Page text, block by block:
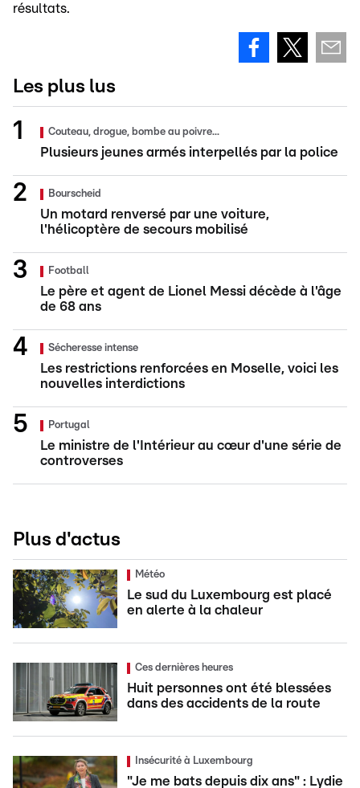
résultats.
Les plus lus
Couteau, drogue, bombe au poivre...
Plusieurs jeunes armés interpellés par la police
Bourscheid
Un motard renversé par une voiture,
l'hélicoptère de secours mobilisé
Football
Le père et agent de Lionel Messi décède à l'âge
de 68 ans
Sécheresse intense
Les restrictions renforcées en Moselle, voici les
nouvelles interdictions
Portugal
Le ministre de l'Intérieur au cœur d'une série de
controverses
Plus d'actus
Météo
Le sud du Luxembourg est placé
en alerte à la chaleur
Ces dernières heures
Huit personnes ont été blessées
dans des accidents de la route
Insécurité à Luxembourg
"Je me bats depuis dix ans" : Lydie